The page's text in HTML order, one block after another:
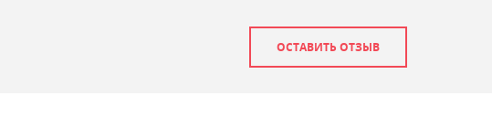
ОСТАВИТЬ ОТЗЫВ